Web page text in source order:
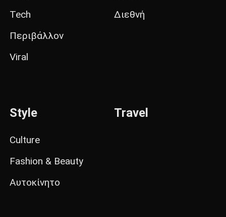
Tech
Περιβάλλον
Viral
Διεθνή
Style
Culture
Fashion & Beauty
Αυτοκίνητο
Travel